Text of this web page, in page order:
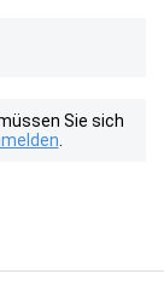
Sie sich